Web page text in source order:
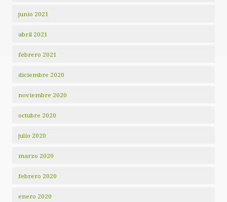
junio 2021
abril 2021
febrero 2021
diciembre 2020
noviembre 2020
octubre 2020
julio 2020
marzo 2020
febrero 2020
enero 2020